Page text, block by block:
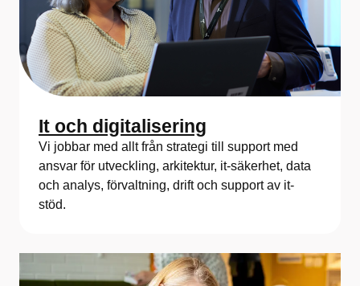
It och digitalisering
Vi jobbar med allt från strategi till support med
ansvar för utveckling, arkitektur, it-säkerhet, data
och analys, förvaltning, drift och support av it-
stöd.